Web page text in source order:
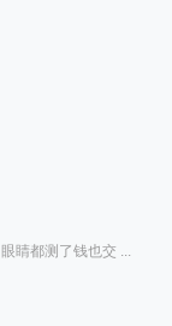
睛都测了钱也交 ...